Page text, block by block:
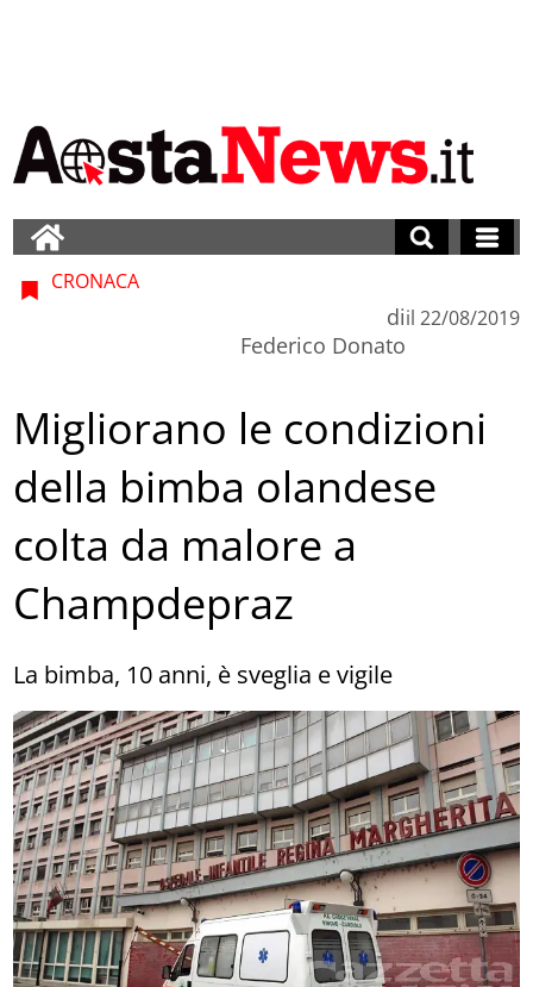
CRONACA
di
Federico Donato
il 22/08/2019
Migliorano le condizioni
della bimba olandese
colta da malore a
Champdepraz
La bimba, 10 anni, è sveglia e vigile